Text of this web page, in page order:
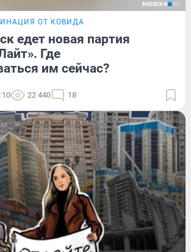
ОТ КОВИДА
едет новая партия
Где
им сейчас?
22 440 18